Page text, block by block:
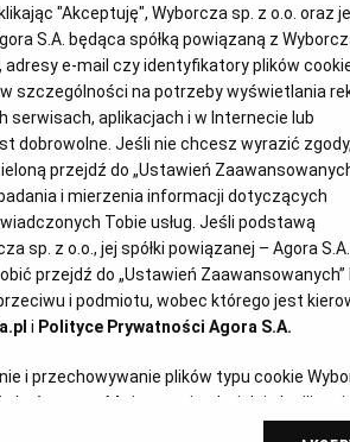
Mięsa
Kuchnia 20.03.2023
"Akceptuję", Wyborcza sp. z o.o. oraz
S.A. będąca spółką powiązaną z
e-mail czy identyfikatory plików
szczególności na potrzeby wyświetlania
aplikacjach i w Internecie lub
dobrowolne. Jeśli nie chcesz wyrazić
przejdź do „Ustawień
i mierzenia informacji dotyczących
Tobie usług. Jeśli podstawą
z o.o., jej spółki powiązanej – Agora
przejdź do „Ustawień Zaawansowanych”
i podmiotu, wobec którego jest
i Polityce Prywatności Agora S.A.
i przechowywanie plików typu cookie
końcowym. Możesz też w każdej chwili
do zarządzania Twoimi preferencjami